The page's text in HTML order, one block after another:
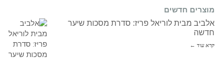
מוצרים חדשים
אלביב מבית לוריאל פריז: סדרת מסכות שיער
חדשה
קרא עוד ←